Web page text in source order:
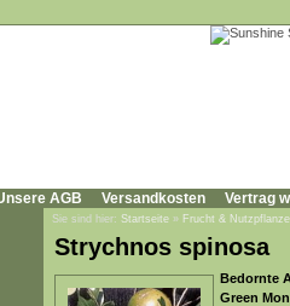
AGB Versandkosten Vertrag
Sie sind hier: Startseite » Frucht &
Strychnos spinosa
Bedornte
Green